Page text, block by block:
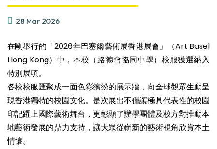
28 Mar 2026
在剛舉行的「2026年巴塞爾藝術展香港展會」（Art Basel
Hong Kong）中，本校（路德會協同中學）校服獲選納入
特別展項。
各校校服匯聚成一面色彩繽紛的展示牆，向全球觀眾生動呈
現香港獨特的校園文化。是次展出不僅讓極具代表性的校園
印記躍上國際藝術舞台，更彰顯了辦學團體及校方對推動本
地藝術發展的鼎力支持，讓大眾從嶄新的藝術視角欣賞本土
情懷。